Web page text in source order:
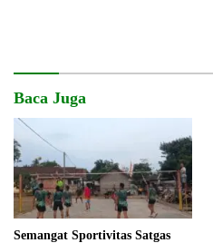
Baca Juga
Semangat Sportivitas Satgas